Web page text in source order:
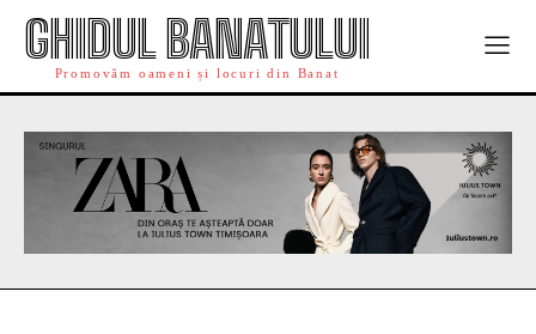
GHIDUL BANATULUI
Promovăm oameni și locuri din Banat